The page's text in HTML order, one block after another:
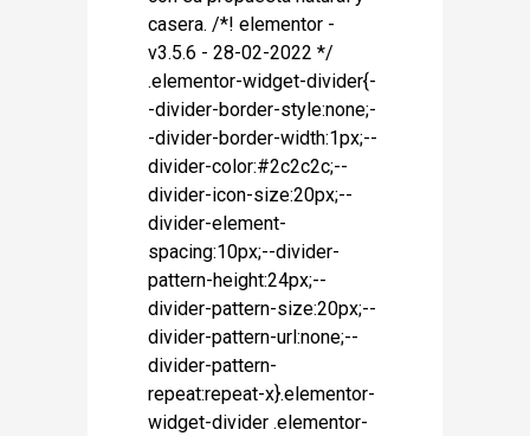
casera. /*! elementor -
v3.5.6 - 28-02-2022 */
.elementor-widget-divider{-
-divider-border-style:none;-
-divider-border-width:1px;--
divider-color:#2c2c2c;--
divider-icon-size:20px;--
divider-element-
spacing:10px;--divider-
pattern-height:24px;--
divider-pattern-size:20px;--
divider-pattern-url:none;--
divider-pattern-
repeat:repeat-x}.elementor-
widget-divider .elementor-